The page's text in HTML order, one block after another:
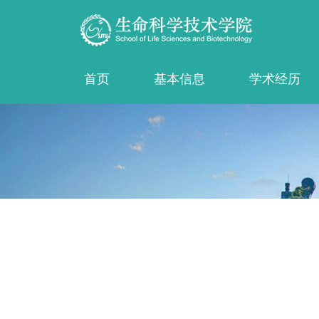
首页 基本信息 学术经历